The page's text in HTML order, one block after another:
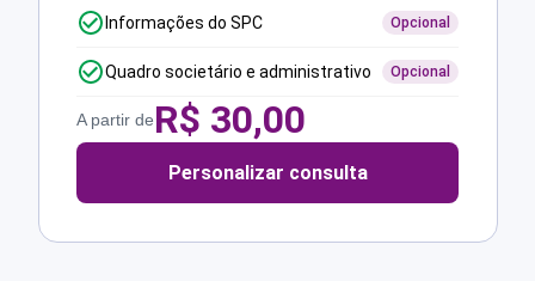
Informações do SPC Opcional
Quadro societário e administrativo Opcional
A partir deR$ 30,00
Personalizar consulta